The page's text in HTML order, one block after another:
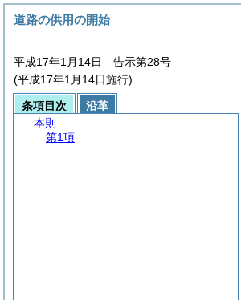
道路の供用の開始
平成17年1月14日 告示第28号
(平成17年1月14日施行)
条項目次
沿革
本則
第1項